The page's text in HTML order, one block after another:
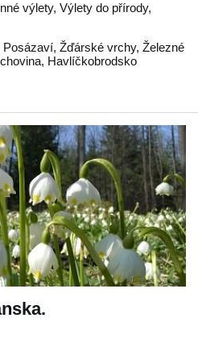
výlety, Výlety do přírody,
Posázaví, Žďárské vrchy, Železné
, Havlíčkobrodsko